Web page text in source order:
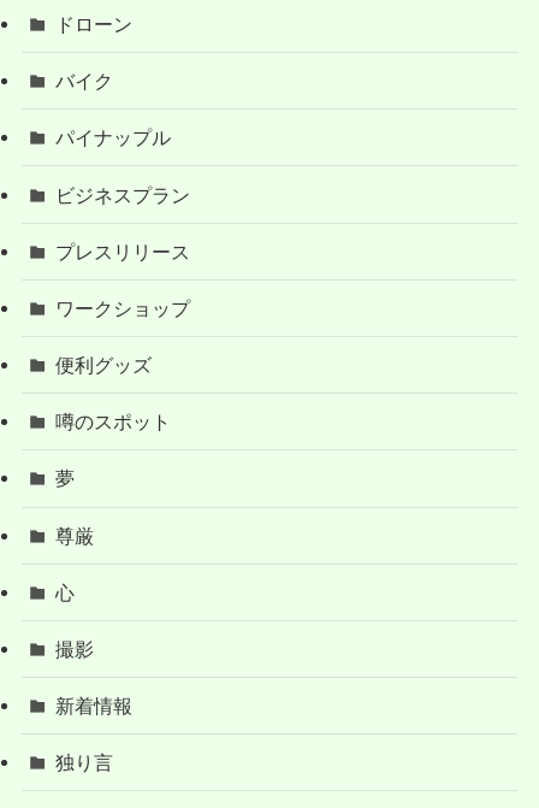
ドローン
バイク
パイナップル
ビジネスプラン
プレスリリース
ワークショップ
便利グッズ
噂のスポット
夢
尊厳
心
撮影
新着情報
独り言